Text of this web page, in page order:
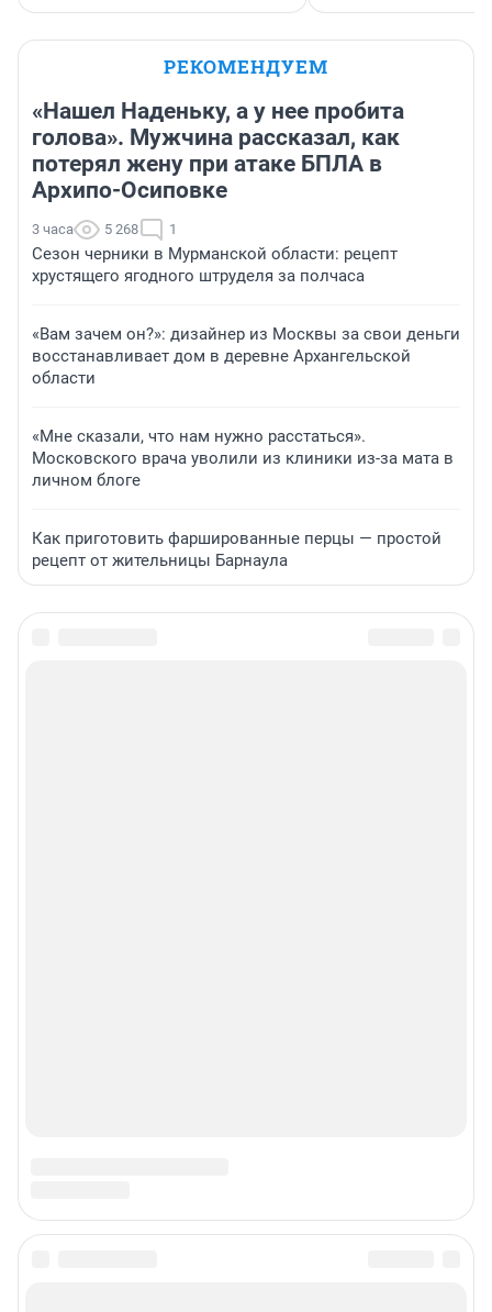
РЕКОМЕНДУЕМ
«Нашел Наденьку, а у нее пробита
голова». Мужчина рассказал, как
потерял жену при атаке БПЛА в
Архипо-Осиповке
3 часа 5 268 1
Сезон черники в Мурманской области: рецепт
хрустящего ягодного штруделя за полчаса
«Вам зачем он?»: дизайнер из Москвы за свои деньги
восстанавливает дом в деревне Архангельской
области
«Мне сказали, что нам нужно расстаться».
Московского врача уволили из клиники из-за мата в
личном блоге
Как приготовить фаршированные перцы — простой
рецепт от жительницы Барнаула